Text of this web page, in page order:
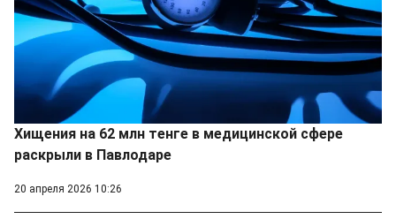
Хищения на 62 млн тенге в медицинской сфере
раскрыли в Павлодаре
20 апреля 2026 10:26